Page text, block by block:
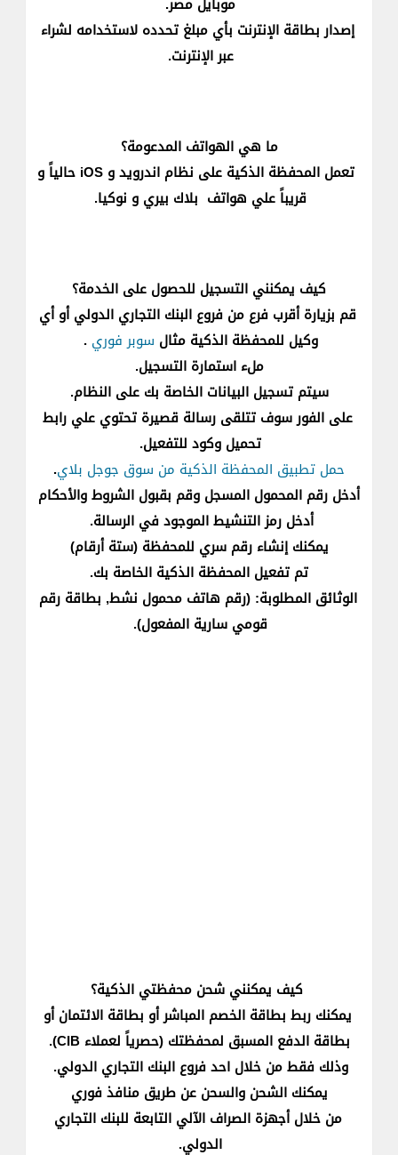
إصدار بطاقة الإنترنت بأي مبلغ​ تحدده لاستخدامه لشراء
عبر الإنترنت.​
​​ما هي الهواتف المدعومة؟
​​تعمل المحفظة الذكية على نظام اندرويد و iOS حالياً و
قريباً علي هواتف ​ بلاك بيري و نوكيا.​​​
كيف يمكنني التسجيل للحصول على الخدمة؟​​​
​​قم بزيارة أقرب فرع من فروع البنك التجاري الدولي ​أو أي
وكيل للمحفظة الذكية مثال سوبر فوري ​​​.
ملء استمارة التسجيل.​​
​​سيتم تسجيل البيانات الخاصة بك على النظام​.
على الفور سوف تتلقى رسالة قصيرة تحتوي علي رابط
تحميل وكود للتفعيل​​​​.
حمل تطبيق المحفظة الذكية من سوق جوجل بلاي​.
أدخل رقم المحمول المسجل وقم بقبول الشروط والأحكام​​​
​أدخل رمز التنشيط الموجود في الرسالة.
يمكنك إنشاء رقم سري للمحفظة (ستة أرقام)
تم تفعيل المحفظة الذكية الخاصة بك.
الوثائق المطلوبة: (رقم هاتف محمول نشط, بطاقة رقم
قومي سارية المفعول)​​​.​​​
كيف يمكنني شحن محفظتي الذكية؟​
​يمكنك ربط بط​اقة الخصم المباشر أو بطاقة الائتمان أو
بطاقة الدفع المسبق لمحفظتك ​(حصرياً لعملاء CIB).
وذلك فقط من خلال احد فروع البنك التجاري الدولي.
يمكنك الشحن والسحن عن طريق منافذ فوري
من خلال أجهزة الصراف الآلي التابعة للبنك التجاري
الدولي.​